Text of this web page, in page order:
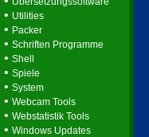
• Utilities
• Packer
• Schriften Programme
• Shell
• Spiele
• System
• Webcam Tools
• Webstatistik Tools
• Windows Updates